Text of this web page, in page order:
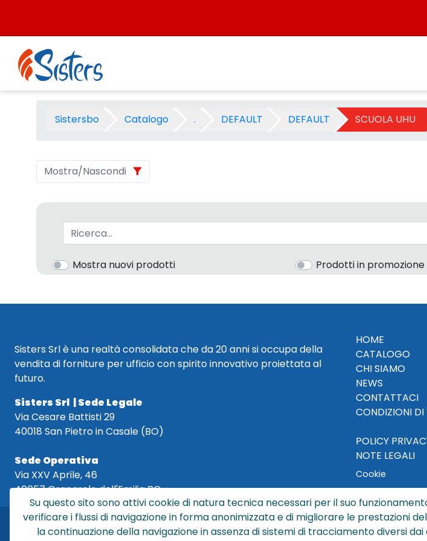
SCUOLA UHU 2004 - Categoria - Sistersbo
Sistersbo Catalogo . DEFAULT DEFAULT SCUOLA UHU
Mostra/Nascondi
Barra di ricerca
Mostra nuovi prodotti Prodotti in promozione
Sisters Srl è una realtà consolidata che da 20 anni si occupa della
vendita di forniture per ufficio con spirito innovativo proiettata al
futuro.
Sisters Srl | Sede Legale
Via Cesare Battisti 29
40018 San Pietro in Casale (BO)
Sede Operativa
Via XXV Aprile, 46
40057 Granarolo dell'Emilia BO
HOME
CATALOGO
CHI SIAMO
NEWS
CONTATTACI
CONDIZIONI DI
POLICY
NOTE LEGALI
Cookie
© Copyright 2024 by Sisters
Sisters S.r.l. - R.I. BO - N. REA
Su questo sito sono attivi cookie di natura tecnica necessari per il suo
verificare i flussi di navigazione in forma anonimizzata e di migliorare le prestazioni
la continuazione della navigazione in assenza di sistemi di tracciamento diversi